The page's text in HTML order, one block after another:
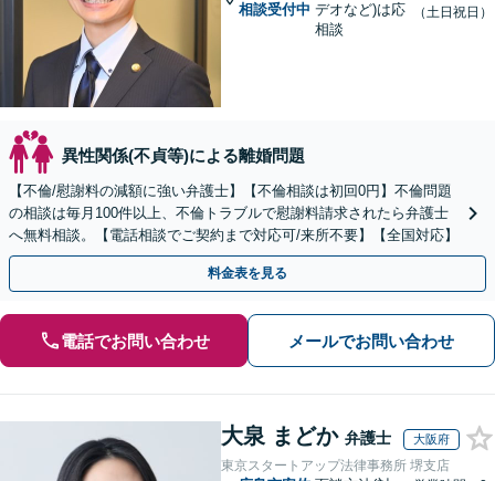
相談受付中 デオなど)は応
相談
（土日祝日）
異性関係(不貞等)による離婚問題
【不倫/慰謝料の減額に強い弁護士】【不倫相談は初回0円】不倫問題
の相談は毎月100件以上、不倫トラブルで慰謝料請求されたら弁護士
へ無料相談。【電話相談でご契約まで対応可/来所不要】【全国対応】
料金表を見る
電話でお問い合わせ メールでお問い合わせ
大泉 まどか 弁護士 大阪府
東京スタートアップ法律事務所 堺支店